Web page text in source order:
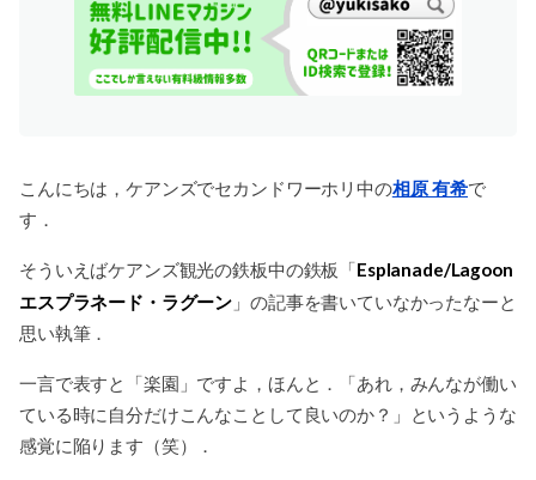
こんにちは，ケアンズでセカンドワーホリ中の相原 有希で
す．
そういえばケアンズ観光の鉄板中の鉄板「Esplanade/Lagoon
エスプラネード・ラグーン 」の記事を書いていなかったなーと
思い執筆．
一言で表すと「楽園」ですよ，ほんと．「あれ，みんなが働い
ている時に自分だけこんなことして良いのか？」というような
感覚に陥ります（笑）．